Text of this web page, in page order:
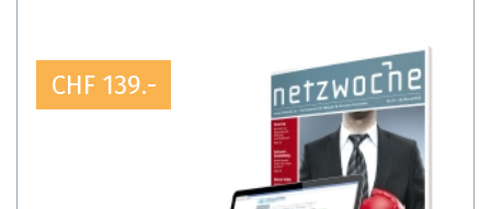
CHF 139.-